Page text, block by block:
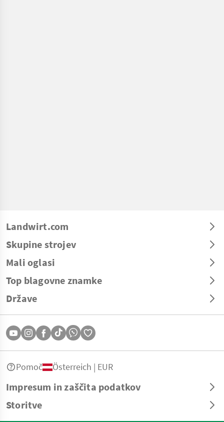
Landwirt.com
Skupine strojev
Mali oglasi
Top blagovne znamke
Države
Impresum in zaščita podatkov
Storitve
Pomoč Österreich | EUR